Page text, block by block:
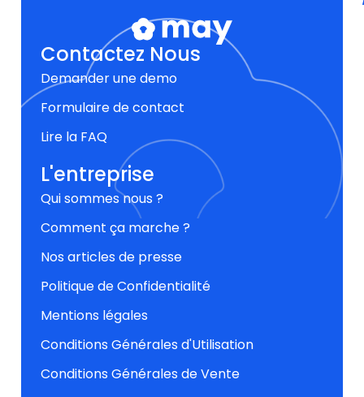
Contactez Nous
Demander une demo
Formulaire de contact
Lire la FAQ
L'entreprise
Qui sommes nous ?
Comment ça marche ?
Nos articles de presse
Politique de Confidentialité
Mentions légales
Conditions Générales d'Utilisation
Conditions Générales de Vente